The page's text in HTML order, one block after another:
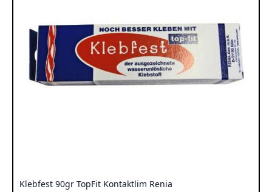
Klebfest 90gr TopFit Kontaktlim Renia